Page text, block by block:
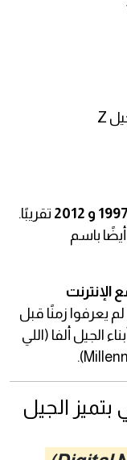
1997 و 2012
تقريبًا.
يُعرفون أيضًا باسم
الإنترنت
لم يعرفوا زمنًا قبل
الجيل ألفا (اللي
السمات الـ7 اللي بتميز الجيل